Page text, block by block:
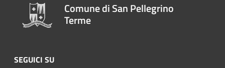
Comune di San Pellegrino
Terme
SEGUICI SU